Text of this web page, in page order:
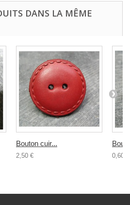
DANS LA MÊME
Bouton cuir...
2,50 € 0,60 €